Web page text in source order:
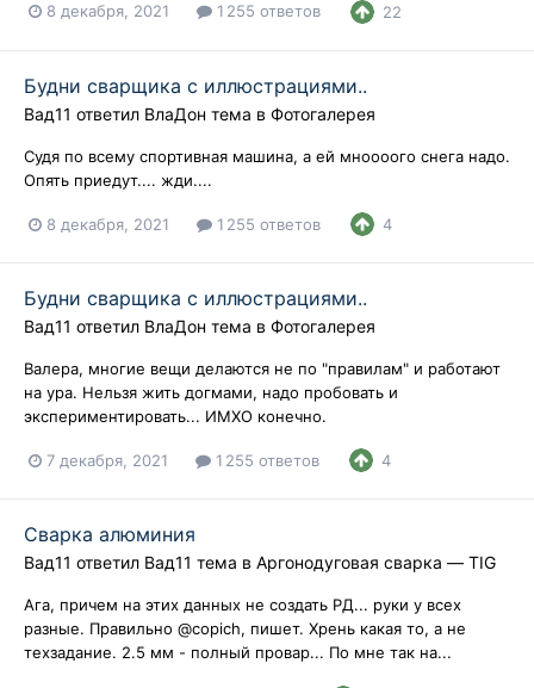
8 декабря, 2021 1 255 ответов 22
Будни сварщика с иллюстрациями..
Вад11 ответил ВлаДон тема в Фотогалерея
Судя по всему спортивная машина, а ей мноооого снега надо.
Опять приедут.... жди....
8 декабря, 2021 1 255 ответов 4
Будни сварщика с иллюстрациями..
Вад11 ответил ВлаДон тема в Фотогалерея
Валера, многие вещи делаются не по "правилам" и работают
на ура. Нельзя жить догмами, надо пробовать и
экспериментировать... ИМХО конечно.
7 декабря, 2021 1 255 ответов 4
Сварка алюминия
Вад11 ответил Вад11 тема в Аргонодуговая сварка — TIG
Ага, причем на этих данных не создать РД... руки у всех
разные. Правильно @copich, пишет. Хрень какая то, а не
техзадание. 2.5 мм - полный провар... По мне так на...